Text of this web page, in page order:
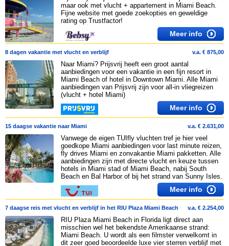
maar ook met vlucht + appartement in Miami Beach.
Fijne website met goede zoekopties en geweldige
rating op Trustfactor!
Meer info
8 dagen vakantie met vlucht en verblijf v.a. € 875,00
Naar Miami? Prijsvrij heeft een groot aantal
aanbiedingen voor een vakantie in een fijn resort in
Miami Beach of hotel in Downtown Miami. Alle Miami
aanbiedingen van Prijsvrij zijn voor all-in vliegreizen
(vlucht + hotel Miami)
Meer info
15 daagse vakantie naar Miami v.a. € 2.631,00
Vanwege de eigen TUIfly vluchten tref je hier veel
goedkope Miami aanbiedingen voor last minute reizen,
fly drives Miami en zonvakantie Miami pakketten. Alle
aanbiedingen zijn met directe vlucht en keuze tussen
hotels in Miami stad of Miami Beach, nabij South
Beach en Bal Harbor of bij het strand van Sunny Isles.
Meer info
7 daagse reis met vlucht en verblijf in het RIU Plaza Miami Beach v.a. € 2.254,00
RIU Plaza Miami Beach in Florida ligt direct aan
misschien wel het bekendste Amerikaanse strand:
Miami Beach. U wordt als een filmster verwelkomt in
dit zeer goed beoordeelde luxe vier sterren verblijf met